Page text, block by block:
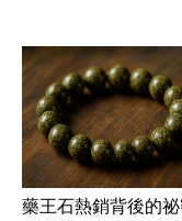
藥王石熱銷背後的